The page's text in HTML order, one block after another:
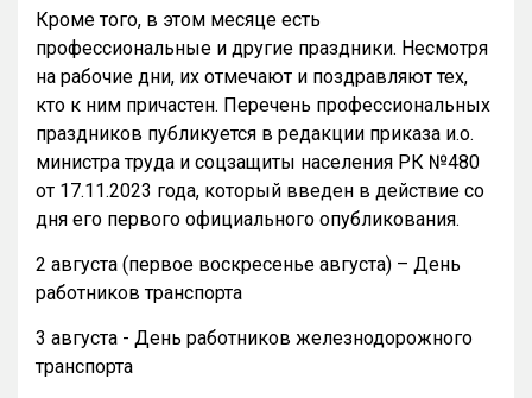
Кроме того, в этом месяце есть
профессиональные и другие праздники. Несмотря
на рабочие дни, их отмечают и поздравляют тех,
кто к ним причастен. Перечень профессиональных
праздников публикуется в редакции приказа и.о.
министра труда и соцзащиты населения РК №480
от 17.11.2023 года, который введен в действие со
дня его первого официального опубликования.
2 августа (первое воскресенье августа) – День
работников транспорта
3 августа - День работников железнодорожного
транспорта